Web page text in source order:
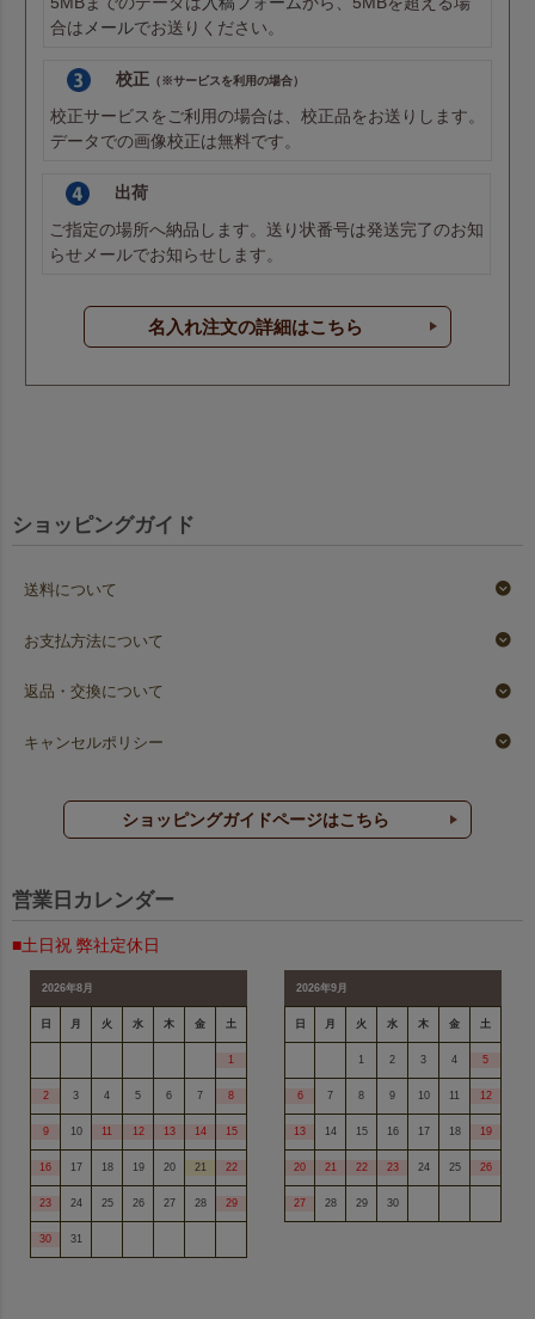
合は メールでお送りください。
校正 （※サービスを利用の場合）
校正サービスをご利用の場合は、校正品をお送りします。
データでの画像校正は無料です。
出荷
ご指定の場所へ納品します。送り状番号は発送完了のお知
らせメールでお知らせします。
名入れ注文の詳細はこちら
ショッピングガイド
送料について
お支払方法について
返品・交換について
キャンセルポリシー
ショッピングガイドページはこちら
営業日カレンダー
■土日祝 弊社定休日
2026年8月
日 月 火 水 木 金 土
1
2 3 4 5 6 7 8
9 10 11 12 13 14 15
16 17 18 19 20 21 22
23 24 25 26 27 28 29
30 31
2026年9月
日 月 火 水 木 金 土
1 2 3 4 5
6 7 8 9 10 11 12
13 14 15 16 17 18 19
20 21 22 23 24 25 26
27 28 29 30